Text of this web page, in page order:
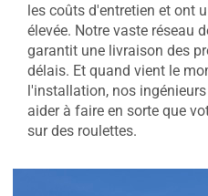
les coûts d'entretien et ont
élevée. Notre vaste réseau
garantit une livraison des
délais. Et quand vient le
l'installation, nos
aider à faire en sorte que
sur des roulettes.